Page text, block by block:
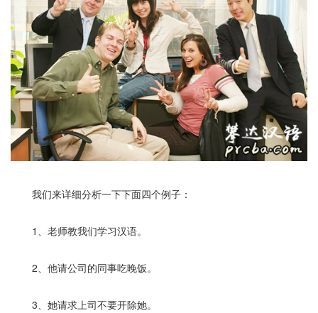
我们来详细分析一下下面四个例子：
1 、老师教我们学习汉语。
2、他请公司的同事吃晚饭。
3、她请求上司不要开除她。